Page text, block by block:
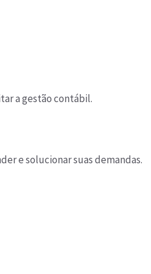
a gestão contábil.
e solucionar suas demandas.